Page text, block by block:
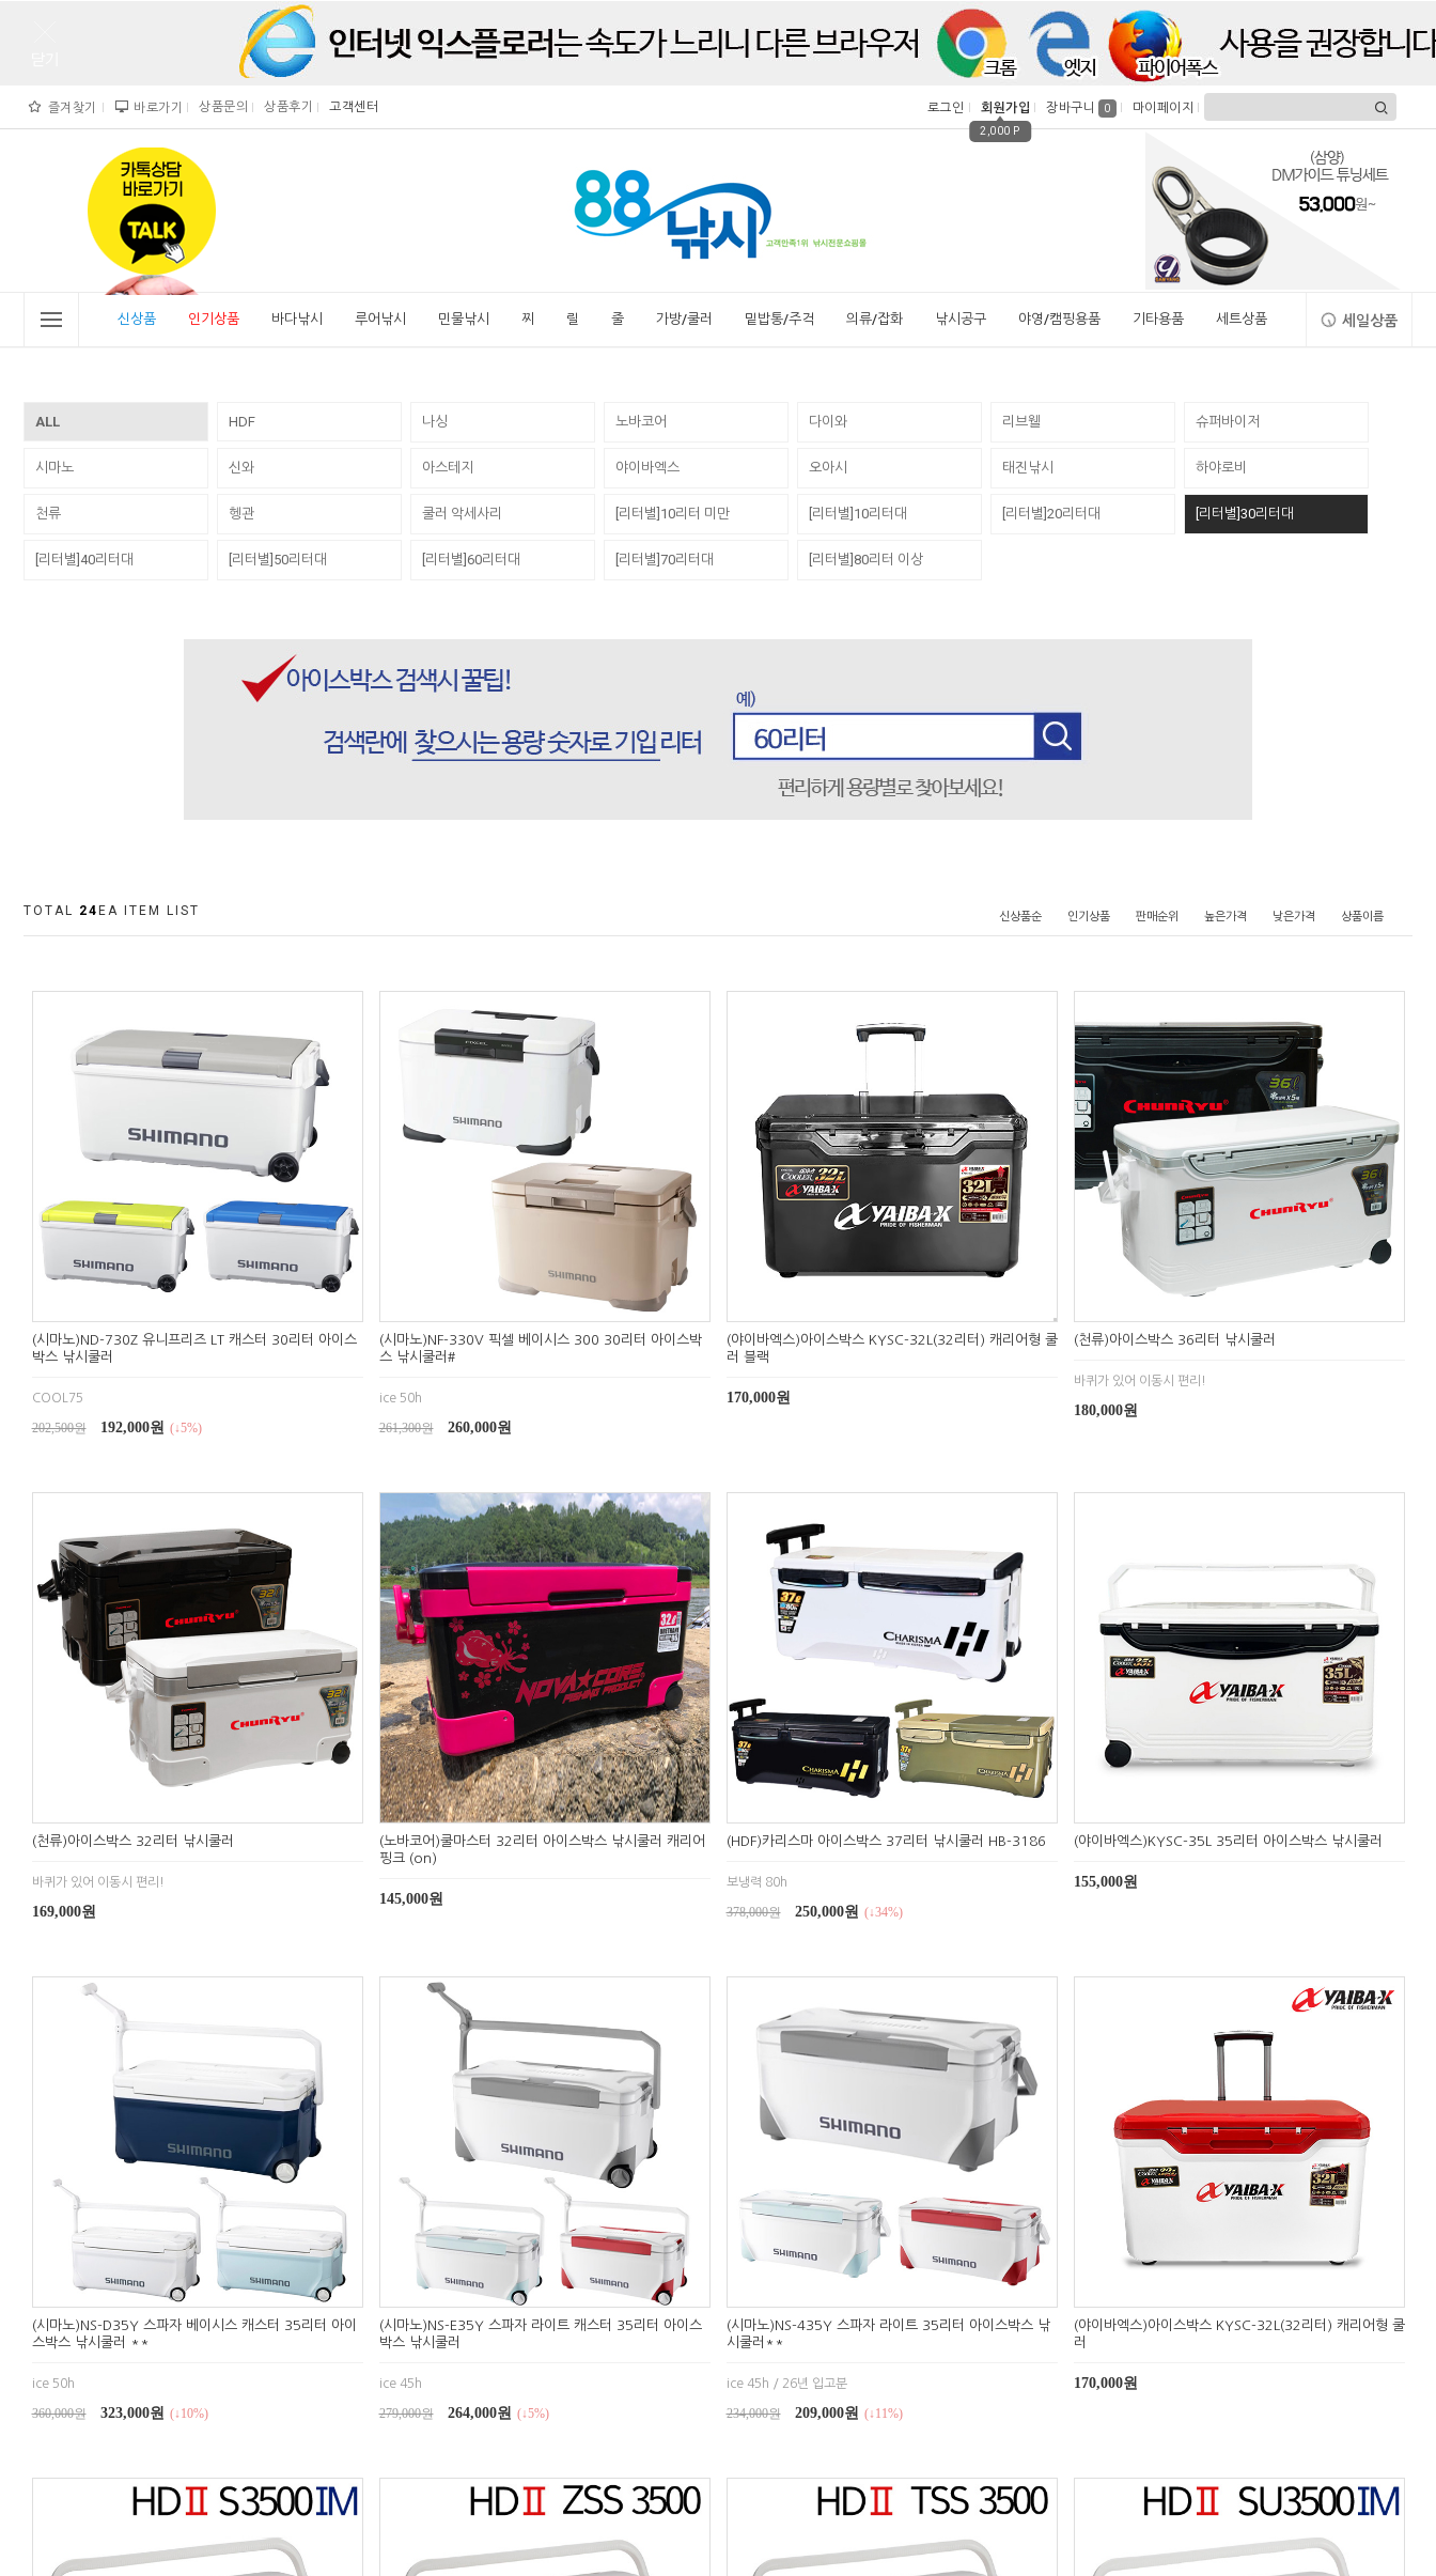
즐겨찾기 바로가기 상품문의 상품후기 고객센터 로그인 회원가입
2,000 P
장바구니 0 마이페이지
">
" alt="비린내">
신상품 인기상품 바다낚시 루어낚시 민물낚시 찌 릴 줄 가방/쿨러 밑밥통/주걱 의류/잡화 낚시공구 야영/캠핑용품 기타용품 세트상품 세일상품
ALL HDF 나싱 노바코어 다이와 리브웰 슈퍼바이저
시마노 신와 아스테지 야이바엑스 오아시 태진낚시 하야로비
천류 헹관 쿨러 악세사리 [리터별]10리터 미만 [리터별]10리터대 [리터별]20리터대 [리터별]30리터대
[리터별]40리터대 [리터별]50리터대 [리터별]60리터대 [리터별]70리터대 [리터별]80리터 이상
TOTAL 24 EA ITEM LIST 신상품순 인기상품 판매순위 높은가격 낮은가격 상품이름
(시마노)ND-730Z 유니프리즈 LT 캐스터 30리터 아이스
박스 낚시쿨러
COOL75
202,500원 192,000원 (↓5%)
(시마노)NF-330V 픽셀 베이시스 300 30리터 아이스박
스 낚시쿨러#
ice 50h
261,300원 260,000원
(야이바엑스)아이스박스 KYSC-32L(32리터) 캐리어형 쿨
러 블랙
170,000원
(천류)아이스박스 36리터 낚시쿨러
바퀴가 있어 이동시 편리!
180,000원
(천류)아이스박스 32리터 낚시쿨러
바퀴가 있어 이동시 편리!
169,000원
(노바코어)쿨마스터 32리터 아이스박스 낚시쿨러 캐리어
핑크 (on)
145,000원
(HDF)카리스마 아이스박스 37리터 낚시쿨러 HB-3186
보냉력 80h
378,000원 250,000원 (↓34%)
(야이바엑스)KYSC-35L 35리터 아이스박스 낚시쿨러
155,000원
(시마노)NS-D35Y 스파자 베이시스 캐스터 35리터 아이
스박스 낚시쿨러 **
ice 50h
360,000원 323,000원 (↓10%)
(시마노)NS-E35Y 스파자 라이트 캐스터 35리터 아이스
박스 낚시쿨러
ice 45h
279,000원 264,000원 (↓5%)
(시마노)NS-435Y 스파자 라이트 35리터 아이스박스 낚
시쿨러**
ice 45h / 26년 입고분
234,000원 209,000원 (↓11%)
(야이바엑스)아이스박스 KYSC-32L(32리터) 캐리어형 쿨
러
170,000원